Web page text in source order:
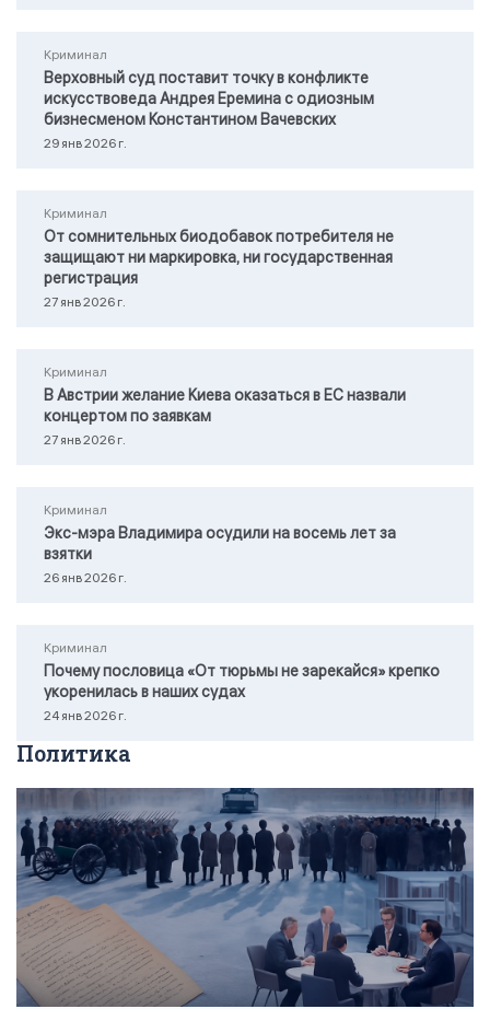
Криминал
Верховный суд поставит точку в конфликте
искусствоведа Андрея Еремина с одиозным
бизнесменом Константином Вачевских
29 янв 2026 г.
Криминал
От сомнительных биодобавок потребителя не
защищают ни маркировка, ни государственная
регистрация
27 янв 2026 г.
Криминал
В Австрии желание Киева оказаться в ЕС назвали
концертом по заявкам
27 янв 2026 г.
Криминал
Экс-мэра Владимира осудили на восемь лет за
взятки
26 янв 2026 г.
Криминал
Почему пословица «От тюрьмы не зарекайся» крепко
укоренилась в наших судах
24 янв 2026 г.
Политика